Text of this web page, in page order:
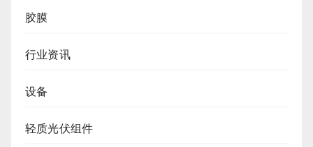
胶膜
行业资讯
设备
轻质光伏组件